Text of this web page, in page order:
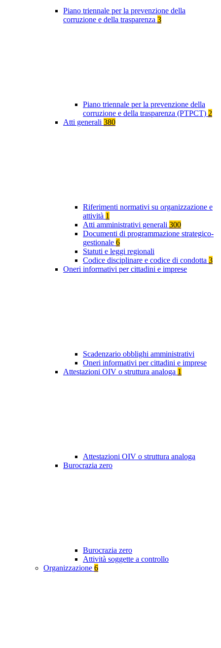
Piano triennale per la prevenzione della
corruzione e della trasparenza 3
Piano triennale per la prevenzione della
corruzione e della trasparenza (PTPCT) 2
Atti generali 380
Riferimenti normativi su organizzazione e
attività 1
Atti amministrativi generali 300
Documenti di programmazione strategico-
gestionale 6
Statuti e leggi regionali
Codice disciplinare e codice di condotta 3
Oneri informativi per cittadini e imprese
Scadenzario obblighi amministrativi
Oneri informativi per cittadini e imprese
Attestazioni OIV o struttura analoga 1
Attestazioni OIV o struttura analoga
Burocrazia zero
Burocrazia zero
Attività soggette a controllo
Organizzazione 6